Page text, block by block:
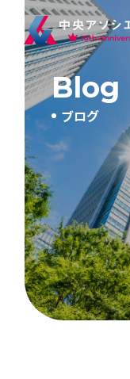
Blog
ブログ